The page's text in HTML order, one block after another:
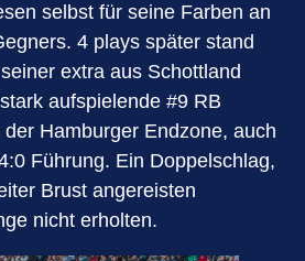
selbst für seine Farben an
4 plays später stand
extra aus Schottland
aufspielende #9 RB
Hamburger Endzone, auch
Führung. Ein Doppelschlag,
Brust angereisten
nicht erholten.